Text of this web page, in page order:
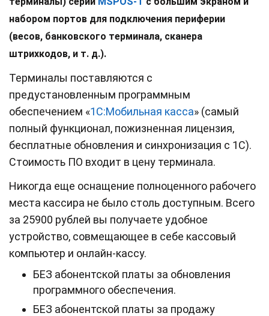
набором портов для подключения периферии
(весов, банковского терминала, сканера
штрихкодов, и т. д.).
Терминалы поставляются с
предустановленным программным
обеспечением «1С:Мобильная касса» (самый
полный функционал, пожизненная лицензия,
бесплатные обновления и синхронизация с 1С).
Стоимость ПО входит в цену терминала.
Никогда еще оснащение полноценного рабочего
места кассира не было столь доступным. Всего
за 25900 рублей вы получаете удобное
устройство, совмещающее в себе кассовый
компьютер и онлайн-кассу.
БЕЗ абонентской платы за обновления
программного обеспечения.
БЕЗ абонентской платы за продажу